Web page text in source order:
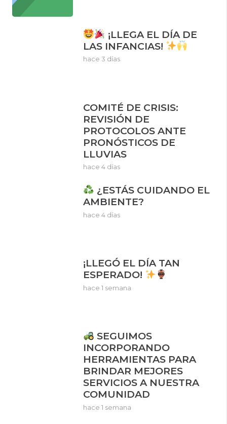
¡LLEGA EL DÍA DE
LAS INFANCIAS!
hace 3 días
COMITÉ DE CRISIS:
REVISIÓN DE
PROTOCOLOS ANTE
PRONÓSTICOS DE
LLUVIAS
hace 4 días
¿ESTÁS CUIDANDO EL
AMBIENTE?
hace 4 días
¡LLEGÓ EL DÍA TAN
ESPERADO!
hace 1 semana
SEGUIMOS
INCORPORANDO
HERRAMIENTAS PARA
BRINDAR MEJORES
SERVICIOS A NUESTRA
COMUNIDAD
hace 1 semana